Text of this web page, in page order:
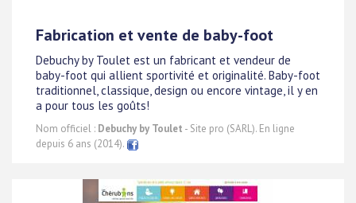
Fabrication et vente de baby-foot
Debuchy by Toulet est un fabricant et vendeur de
baby-foot qui allient sportivité et originalité. Baby-foot
traditionnel, classique, design ou encore vintage, il y en
a pour tous les goûts!
Nom officiel : Debuchy by Toulet - Site pro (SARL). En ligne
depuis 6 ans (2014).